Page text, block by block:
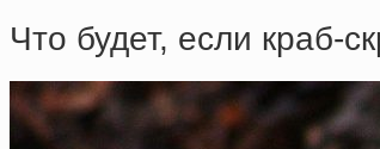
Что будет, если краб-